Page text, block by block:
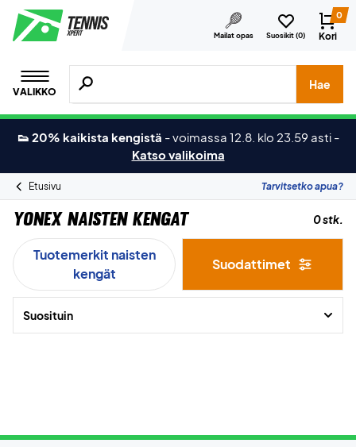
Mailat opas Suosikit (0)
0
Kori
VALIKKO
Hae tuotteita, merkkejä jne.
Hae
👟 20% kaikista kengistä -voimassa 12.8. klo 23.59 asti -
Katso valikoima
Etusivu Tarvitsetko apua?
Yonex Naisten Kengat 0 stk.
Tuotemerkit naisten
kengät
Suodattimet
Suosituin